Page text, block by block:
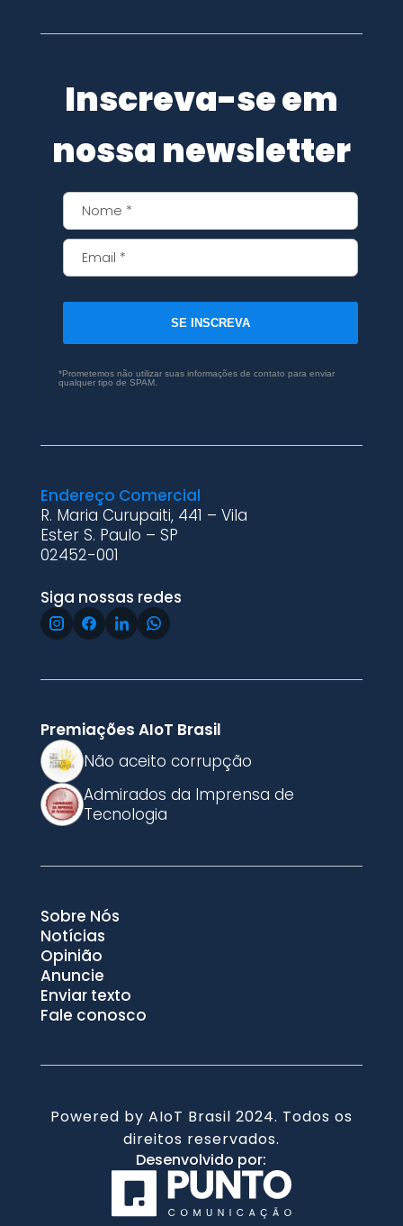
Inscreva-se em
nossa newsletter
SE INSCREVA
*Prometemos não utilizar suas informações de contato para enviar
qualquer tipo de SPAM.
Endereço Comercial
R. Maria Curupaiti, 441 – Vila
Ester S. Paulo – SP
02452-001
Siga nossas redes
Premiações AIoT Brasil
Não aceito corrupção
Admirados da Imprensa de
Tecnologia
Sobre Nós
Notícias
Opinião
Anuncie
Enviar texto
Fale conosco
Powered by AIoT Brasil 2024. Todos os
direitos reservados.
Desenvolvido por: